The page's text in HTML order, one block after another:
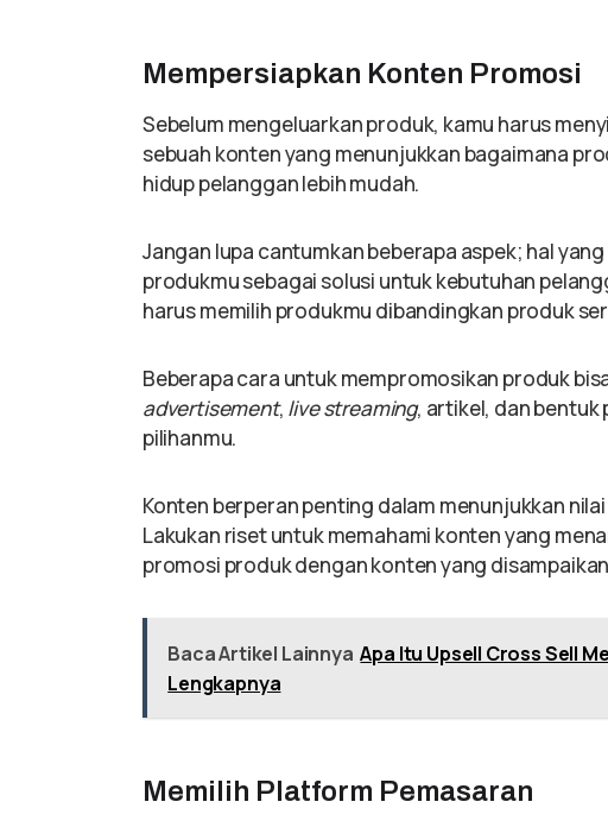
Mempersiapkan Konten Promosi
Sebelum mengeluarkan produk, kamu harus
sebuah konten yang menunjukkan bagaimana
hidup pelanggan lebih mudah.
Jangan lupa cantumkan beberapa aspek; hal
produkmu sebagai solusi untuk kebutuhan
harus memilih produkmu dibandingkan produk
Beberapa cara untuk mempromosikan produk
advertisement, live streaming, artikel, dan
pilihanmu.
Konten berperan penting dalam menunjukkan
Lakukan riset untuk memahami konten yang
promosi produk dengan konten yang
Baca Artikel Lainnya Apa Itu Upsell Cross Sell
Lengkapnya
Memilih Platform Pemasaran